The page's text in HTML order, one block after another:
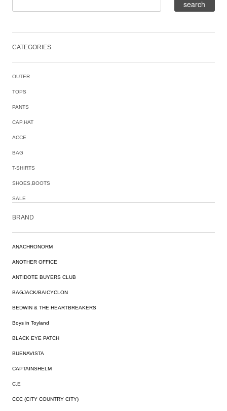
CATEGORIES
OUTER
TOPS
PANTS
CAP,HAT
ACCE
BAG
T-SHIRTS
SHOES,BOOTS
SALE
BRAND
ANACHRONORM
ANOTHER OFFICE
ANTIDOTE BUYERS CLUB
BAGJACK/BAICYCLON
BEDWIN & THE HEARTBREAKERS
Boys in Toyland
BLACK EYE PATCH
BUENAVISTA
CAPTAINSHELM
C.E
CCC (CITY COUNTRY CITY)